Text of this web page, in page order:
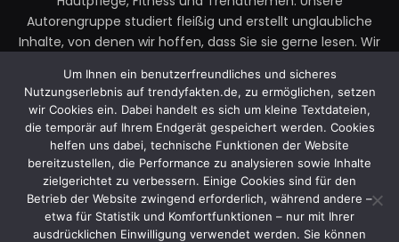
Autorengruppe studiert fleißig und erstellt unglaubliche
Inhalte, von denen wir hoffen, dass Sie sie gerne lesen. Wir
Zögern Sie also nicht, uns Ihre Gedanken zu unseren
Beiträgen mitzuteilen.
Email:faktentrendy@gmail.com
Facebook
X
(Twitter)
InstagramYouTube
Um Ihnen ein benutzerfreundliches und sicheres
Nutzungserlebnis auf trendyfakten.de, zu ermöglichen, setzen
wir Cookies ein. Dabei handelt es sich um kleine Textdateien,
die temporär auf Ihrem Endgerät gespeichert werden. Cookies
helfen uns dabei, technische Funktionen der Website
bereitzustellen, die Performance zu analysieren sowie Inhalte
zielgerichtet zu verbessern. Einige Cookies sind für den
Betrieb der Website zwingend erforderlich, während andere –
etwa für Statistik und Komfortfunktionen – nur mit Ihrer
ausdrücklichen Einwilligung verwendet werden. Sie können